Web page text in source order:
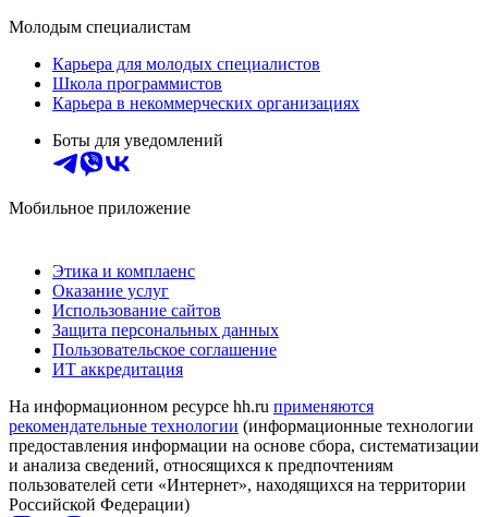
Молодым специалистам
Карьера для молодых специалистов
Школа программистов
Карьера в некоммерческих организациях
Боты для уведомлений
Мобильное приложение
Этика и комплаенс
Оказание услуг
Использование сайтов
Защита персональных данных
Пользовательское соглашение
ИТ аккредитация
На информационном ресурсе hh.ru применяются
рекомендательные технологии (информационные технологии
предоставления информации на основе сбора, систематизации
и анализа сведений, относящихся к предпочтениям
пользователей сети «Интернет», находящихся на территории
Российской Федерации)